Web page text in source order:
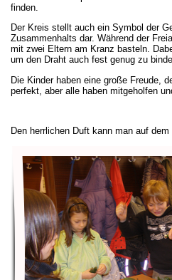
finden.
Der Kreis stellt auch ein Symbol der
Zusammenhalts dar. Während der
mit zwei Eltern am Kranz basteln.
um den Draht auch fest genug zu
Die Kinder haben eine große Freude,
perfekt, aber alle haben mitgeholfen
Den herrlichen Duft kann man auf